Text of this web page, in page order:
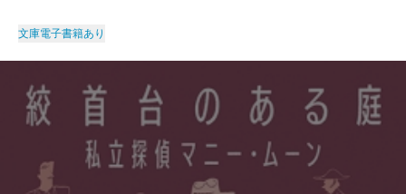
文庫電子書籍あり